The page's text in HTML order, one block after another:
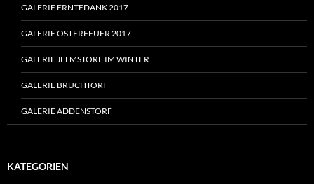
GALERIE ERNTEDANK 2017
GALERIE OSTERFEUER 2017
GALERIE JELMSTORF IM WINTER
GALERIE BRUCHTORF
GALERIE ADDENSTORF
KATEGORIEN